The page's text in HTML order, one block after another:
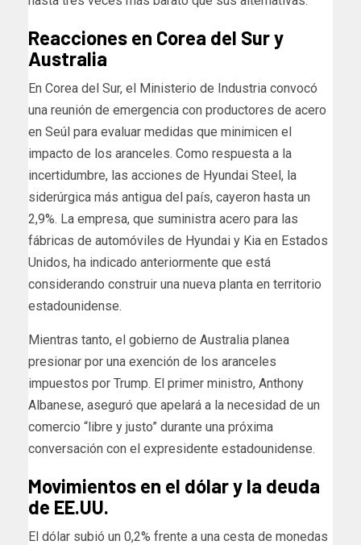
Reacciones en Corea del Sur y
Australia
En Corea del Sur, el Ministerio de Industria convocó
una reunión de emergencia con productores de acero
en Seúl para evaluar medidas que minimicen el
impacto de los aranceles. Como respuesta a la
incertidumbre, las acciones de Hyundai Steel, la
siderúrgica más antigua del país, cayeron hasta un
2,9%. La empresa, que suministra acero para las
fábricas de automóviles de Hyundai y Kia en Estados
Unidos, ha indicado anteriormente que está
considerando construir una nueva planta en territorio
estadounidense.
Mientras tanto, el gobierno de Australia planea
presionar por una exención de los aranceles
impuestos por Trump. El primer ministro, Anthony
Albanese, aseguró que apelará a la necesidad de un
comercio “libre y justo” durante una próxima
conversación con el expresidente estadounidense.
Movimientos en el dólar y la deuda
de EE.UU.
El dólar subió un 0,2% frente a una cesta de monedas